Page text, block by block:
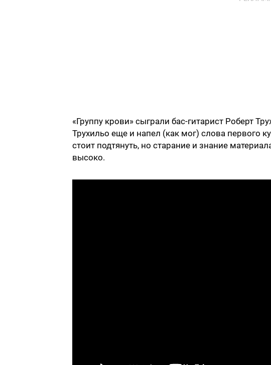
«Группу крови» сыграли бас-гитарист Роберт
Трухильо еще и напел (как мог) слова первого
стоит подтянуть, но старание и знание
высоко.